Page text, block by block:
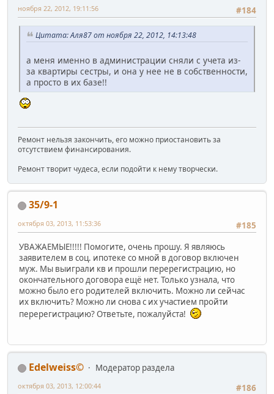
#184
ноября 22, 2012, 19:11:56
Цитата: Аля87 от ноября 22, 2012, 14:13:48
а меня именно в администрации сняли с учета из-
за квартиры сестры, и она у нее не в собственности,
а просто в их базе!!
Ремонт нельзя закончить, его можно приостановить за
отсутствием финансирования.
Ремонт творит чудеса, если подойти к нему творчески.
35/9-1
#185
октября 03, 2013, 11:53:36
УВАЖАЕМЫЕ!!!!! Помогите, очень прошу. Я являюсь
заявителем в соц. ипотеке со мной в договор включен
муж. Мы выиграли кв и прошли перерегистрацию, но
окончательного договора ещё нет. Только узнала, что
можно было его родителей включить. Можно ли сейчас
их включить? Можно ли снова с их участием пройти
перерегистрацию? Ответьте, пожалуйста!
Edelweiss©
Модератор раздела
#186
октября 03, 2013, 12:00:44